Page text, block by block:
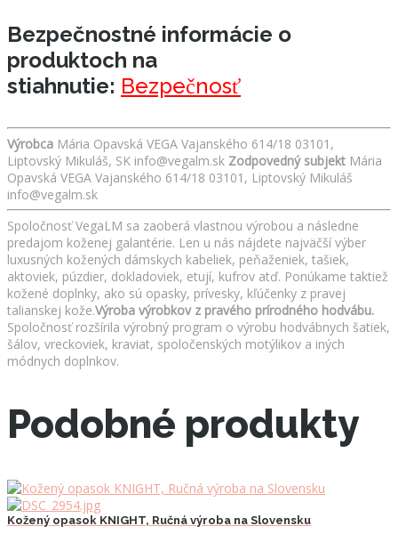
Bezpečnostné informácie o
produktoch na
stiahnutie: Bezpečnosť
Výrobca Mária Opavská VEGA Vajanského 614/18 03101,
Liptovský Mikuláš, SK info@vegalm.sk Zodpovedný subjekt Mária
Opavská VEGA Vajanského 614/18 03101, Liptovský Mikuláš
info@vegalm.sk
Spoločnosť VegaLM sa zaoberá vlastnou výrobou a následne
predajom koženej galantérie. Len u nás nájdete najväčší výber
luxusných kožených dámskych kabeliek, peňaženiek, tašiek,
aktoviek, púzdier, dokladoviek, etují, kufrov atď. Ponúkame taktiež
kožené doplnky, ako sú opasky, prívesky, kľúčenky z pravej
talianskej kože.Výroba výrobkov z pravého prírodného hodvábu.
Spoločnosť rozšírila výrobný program o výrobu hodvábnych šatiek,
šálov, vreckoviek, kraviat, spoločenských motýlikov a iných
módnych doplnkov.
Podobné produkty
Kožený opasok KNIGHT, Ručná výroba na Slovensku